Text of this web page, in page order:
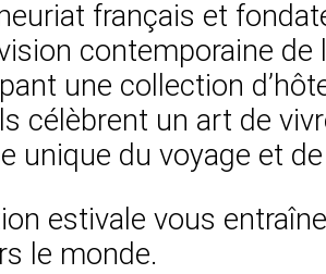
français et
contemporaine
une collection
célèbrent un art de
unique du voyage et
estivale vous
le monde.